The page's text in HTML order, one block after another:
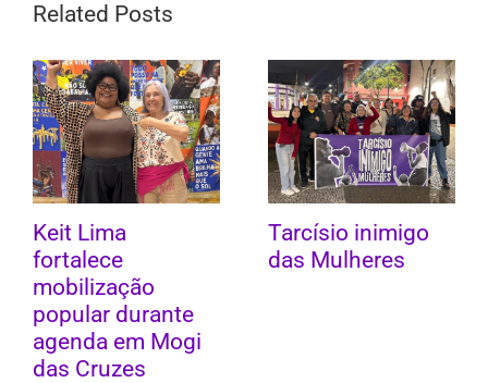
Related Posts
Keit Lima
fortalece
mobilização
popular durante
agenda em Mogi
das Cruzes
Tarcísio inimigo
das Mulheres